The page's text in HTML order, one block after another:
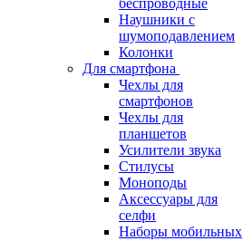
беспроводные
Наушники с
шумоподавлением
Колонки
Для смартфона
Чехлы для
смартфонов
Чехлы для
планшетов
Усилители звука
Стилусы
Моноподы
Аксессуары для
селфи
Наборы мобильных